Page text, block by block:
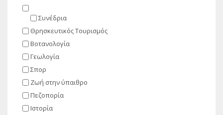
Συνέδρια
Θρησκευτικός Τουρισμός
Βοτανολογία
Γεωλογία
Σπορ
Ζωή στην ύπαιθρο
Πεζοπορία
Ιστορία